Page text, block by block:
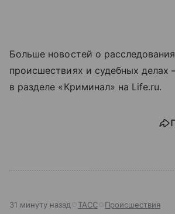
Больше новостей о
происшествиях и судебных делах
в разделе «Криминал» на Life.ru.
31 минуту назад ТАСС Происшествия